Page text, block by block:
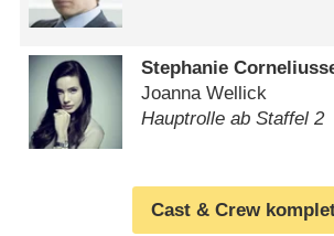
Stephanie
Joanna Wellick
Hauptrolle ab Staffel 2
Cast & Crew